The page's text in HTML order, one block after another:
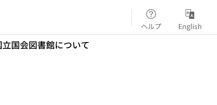
ヘルプ English
立国会図書館について